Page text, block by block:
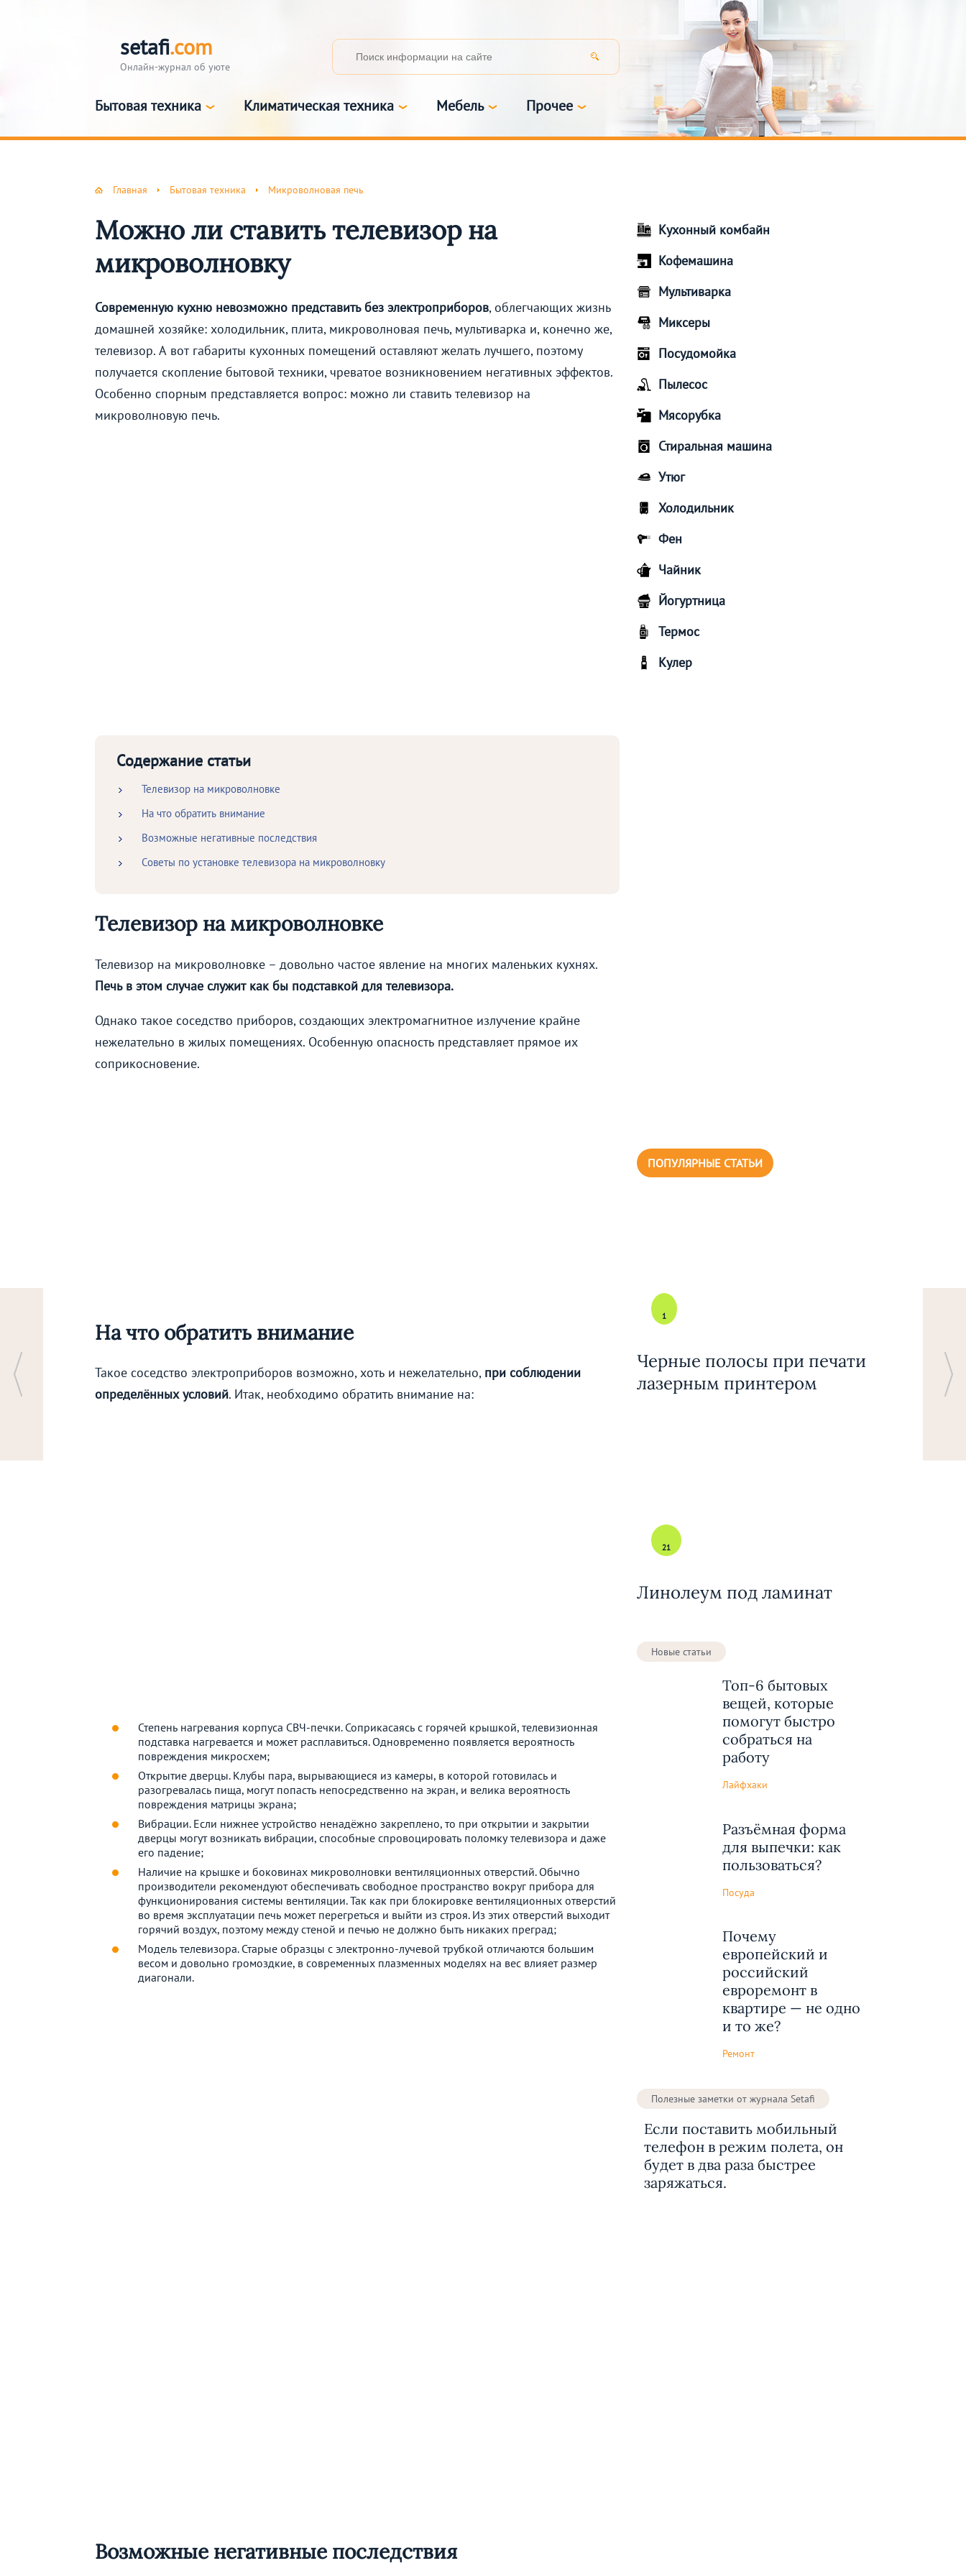
setafi.com
Онлайн-журнал об уюте
Бытовая техника Климатическая техника Мебель Прочее
Главная Бытовая техника Микроволновая печь
Можно ли ставить телевизор на
микроволновку
Современную кухню невозможно представить без электроприборов, облегчающих жизнь
домашней хозяйке: холодильник, плита, микроволновая печь, мультиварка и, конечно же,
телевизор. А вот габариты кухонных помещений оставляют желать лучшего, поэтому
получается скопление бытовой техники, чреватое возникновением негативных эффектов.
Особенно спорным представляется вопрос: можно ли ставить телевизор на
микроволновую печь.
Содержание статьи
Телевизор на микроволновке
На что обратить внимание
Возможные негативные последствия
Советы по установке телевизора на микроволновку
Телевизор на микроволновке
Телевизор на микроволновке – довольно частое явление на многих маленьких кухнях.
Печь в этом случае служит как бы подставкой для телевизора.
Однако такое соседство приборов, создающих электромагнитное излучение крайне
нежелательно в жилых помещениях. Особенную опасность представляет прямое их
соприкосновение.
На что обратить внимание
Такое соседство электроприборов возможно, хоть и нежелательно, при соблюдении
определённых условий. Итак, необходимо обратить внимание на:
Степень нагревания корпуса СВЧ-печки. Соприкасаясь с горячей крышкой, телевизионная
подставка нагревается и может расплавиться. Одновременно появляется вероятность
повреждения микросхем;
Открытие дверцы. Клубы пара, вырывающиеся из камеры, в которой готовилась и
разогревалась пища, могут попасть непосредственно на экран, и велика вероятность
повреждения матрицы экрана;
Вибрации. Если нижнее устройство ненадёжно закреплено, то при открытии и закрытии
дверцы могут возникать вибрации, способные спровоцировать поломку телевизора и даже
его падение;
Наличие на крышке и боковинах микроволновки вентиляционных отверстий. Обычно
производители рекомендуют обеспечивать свободное пространство вокруг прибора для
функционирования системы вентиляции. Так как при блокировке вентиляционных отверстий
во время эксплуатации печь может перегреться и выйти из строя. Из этих отверстий выходит
горячий воздух, поэтому между стеной и печью не должно быть никаких преград;
Модель телевизора. Старые образцы с электронно-лучевой трубкой отличаются большим
весом и довольно громоздкие, в современных плазменных моделях на вес влияет размер
диагонали.
Возможные негативные последствия
Кухонный комбайн
Кофемашина
Мультиварка
Миксеры
Посудомойка
Пылесос
Мясорубка
Стиральная машина
Утюг
Холодильник
Фен
Чайник
Йогуртница
Термос
Кулер
ПОПУЛЯРНЫЕ СТАТЬИ
1
Черные полосы при печати
лазерным принтером
21
Линолеум под ламинат
Новые статьи
Топ-6 бытовых
вещей, которые
помогут быстро
собраться на
работу
Лайфхаки
Разъёмная форма
для выпечки: как
пользоваться?
Посуда
Почему
европейский и
российский
евроремонт в
квартире — не одно
и то же?
Ремонт
Полезные заметки от журнала Setafi